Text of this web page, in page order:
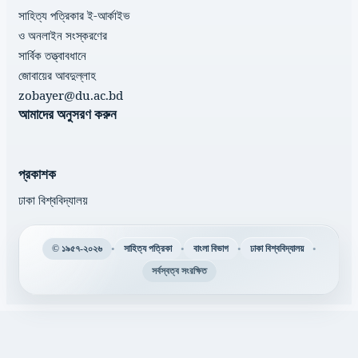
সাহিত্য পত্রিকার ই-আর্কাইভ
ও অনলাইন সংস্করণের
সার্বিক তত্ত্বাবধানে
জোবায়ের আবদুল্লাহ
zobayer@du.ac.bd
আমাদের অনুসরণ করুন
প্রকাশক
ঢাকা বিশ্ববিদ্যালয়
© ১৯৫৭-২০২৬ • সাহিত্য পত্রিকা • বাংলা বিভাগ • ঢাকা বিশ্ববিদ্যালয় •
সর্বস্বত্ব সংরক্ষিত